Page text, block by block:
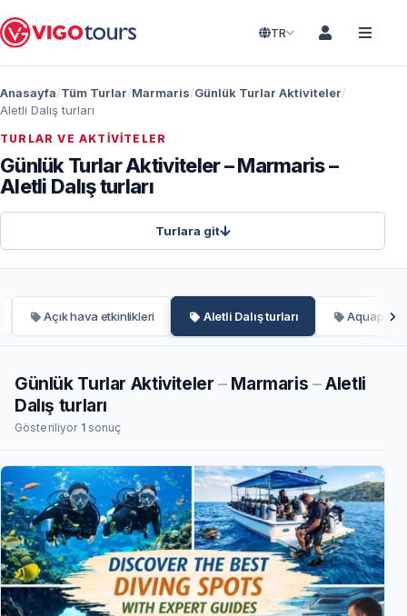
TR
Anasayfa Tüm Turlar Marmaris Günlük Turlar Aktiviteler
Aletli Dalış turları
TURLAR VE AKTIVITELER
Günlük Turlar Aktiviteler – Marmaris –
Aletli Dalış turları
Turlara git
Açık hava etkinlikleri Aletli Dalış turları Aquapark
Günlük Turlar Aktiviteler–Marmaris –Aletli
Dalış turları
Gösteriliyor 1sonuç